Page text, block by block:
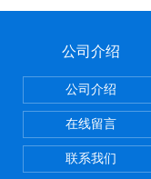
公司介绍
公司介绍
在线留言
联系我们